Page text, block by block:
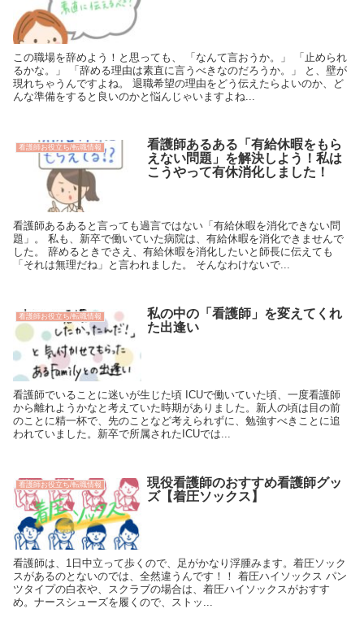
この職場を辞めよう！と思っても、 「なんて言おうか。」 「止められ
るかな。」 「辞める理由は素直に言うべきなのだろうか。」 と、壁が
現れちゃうんですよね。 退職希望の理由をどう伝えたらよいのか、ど
んな準備をすると良いのかと悩んじゃいますよね...
看護師お役立ち/転職情報
看護師あるある「有給休暇をもら
えない問題」を解決しよう！私は
こうやって有休消化しました！
看護師あるあると言っても過言ではない「有給休暇を消化できない問
題」。 私も、新卒で働いていた病院は、有給休暇を消化できませんで
した。 辞めるときでさえ、有給休暇を消化したいと師長に伝えても
「それは無理だね」と言われました。 そんなわけないで...
看護師お役立ち/転職情報
私の中の「看護師」を変えてくれ
た出逢い
看護師でいることに迷いが生じた頃 ICUで働いていた頃、一度看護師
から離れようかなと考えていた時期がありました。新人の頃は目の前
のことに精一杯で、先のことなど考えられずに、勉強すべきことに追
われていました。新卒で所属されたICUでは...
看護師お役立ち/転職情報
現役看護師のおすすめ看護師グッ
ズ【着圧ソックス】
看護師は、1日中立って歩くので、足がかなり浮腫みます。着圧ソック
スがあるのとないのでは、全然違うんです！！ 着圧ハイソックス パン
ツタイプの白衣や、スクラブの場合は、着圧ハイソックスがおすす
め。ナースシューズを履くので、ストッ...